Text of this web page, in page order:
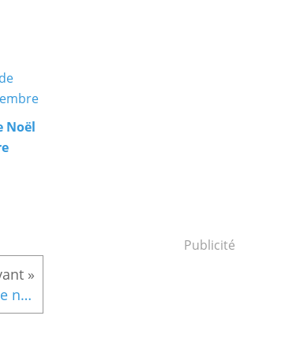
Noël
armée de bonhommes de neige....
Publicité